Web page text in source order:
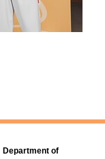
Department of